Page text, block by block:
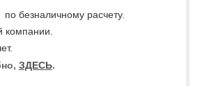
безналичному расчету.
ЗДЕСЬ.